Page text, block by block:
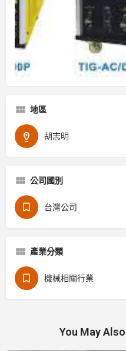
地區
胡志明
公司國別
台灣公司
產業分類
機械相關行業
You May